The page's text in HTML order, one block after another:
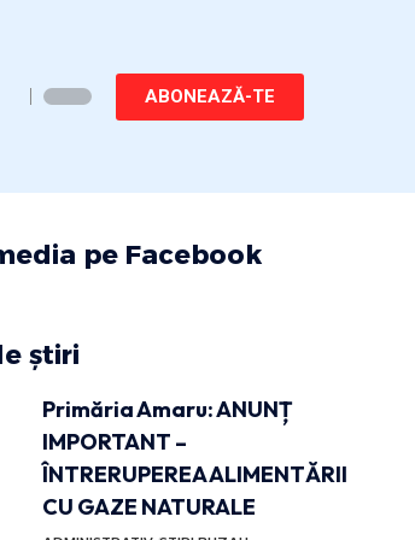
ABONEAZĂ-TE
pe Facebook
știri
Primăria Amaru: ANUNȚ
IMPORTANT –
ÎNTRERUPEREA ALIMENTĂRII
CU GAZE NATURALE